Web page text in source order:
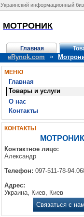
Украинский информационный
МОТРОНИК
Главная
eRynok.com »
МЕНЮ
Главная
Товары и услуги
О нас
Контакты
КОНТАКТЫ
МОТРОНИК
Контактное лицо:
Александр
Телефон: 097-511-78-
Адрес:
Украина, Киев, Киев
Связаться с